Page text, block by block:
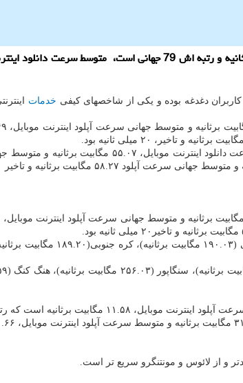
دغدغه بوده و یکی از شاخصهای کیفی خدمات
و از لائوس و مونتنگرو سریع تر است.